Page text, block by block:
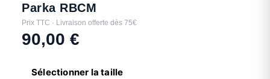
Parka RBCM
Prix TTC · Livraison offerte dès 75€
90,00 €
Sélectionner la taille